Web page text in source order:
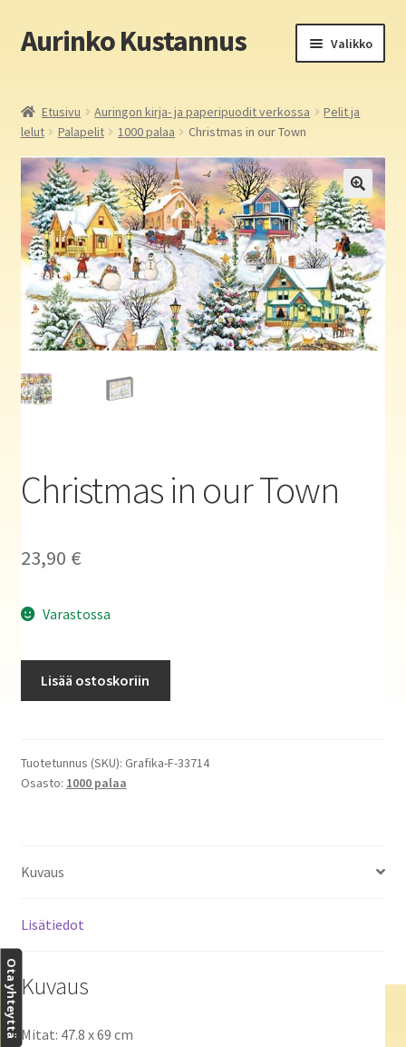
Siirry
navigointiin
Siirry
sisältöön
Aurinko Kustannus Valikko
Yritys
In English
Yhteystiedot
Aurinko Kustannus: kirjat
tason
valikko
Auringon kirja- ja paperipuodit verkossa
Media
Etusivu Auringon kirja- ja paperipuodit verkossa
Pelit ja
lelut
Palapelit 1000 palaa Christmas in our Town
Christmas in our Town
23,90 €
Varastossa
määrä
Lisää ostoskoriin
Tuotetunnus (SKU): Grafika-F-33714
Osasto: 1000 palaa
Kuvaus
Lisätiedot
Kuvaus
Mitat: 47.8 x 69 cm
Ota yhteyttä